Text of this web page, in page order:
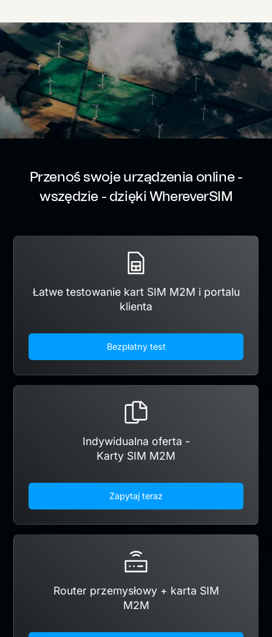
Przenoś swoje urządzenia online -
wszędzie - dzięki WhereverSIM
Łatwe testowanie kart SIM M2M i portalu
klienta
Bezpłatny test
Indywidualna oferta -
Karty SIM M2M
Zapytaj teraz
Router przemysłowy + karta SIM
M2M